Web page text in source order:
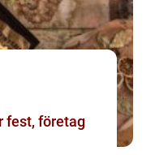
fest, företag